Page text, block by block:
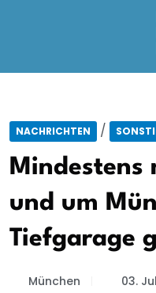
NACHRICHTEN /
Mindestens
und um
Tiefgarage
München 03.